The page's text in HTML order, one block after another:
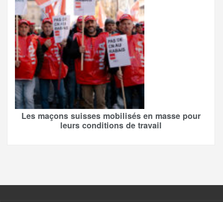
Les maçons suisses mobilisés en masse pour
leurs conditions de travail